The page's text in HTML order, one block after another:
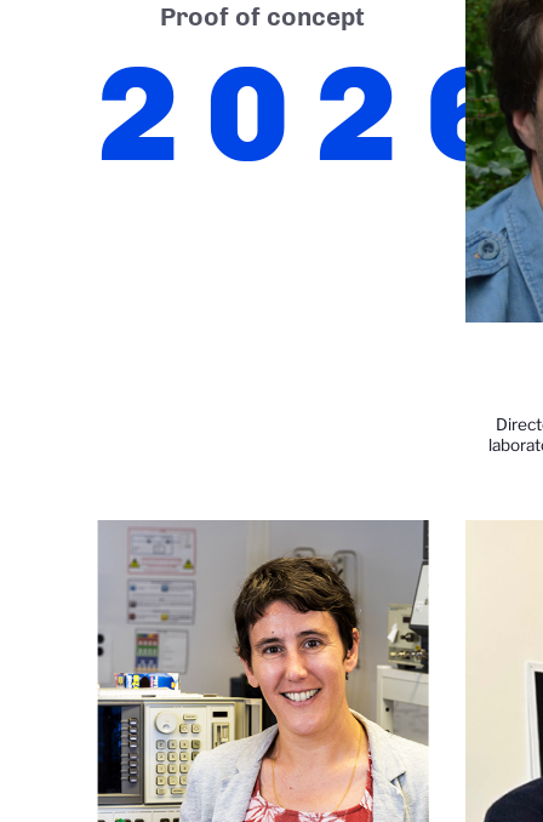
Proof of concept
2026